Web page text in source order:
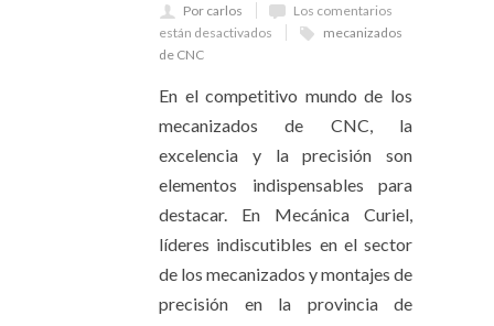
Por carlos
Los comentarios
están desactivados
mecanizados
de CNC
En el competitivo mundo de los
mecanizados de CNC, la
excelencia y la precisión son
elementos indispensables para
destacar. En Mecánica Curiel,
líderes indiscutibles en el sector
de los mecanizados y montajes de
precisión en la provincia de